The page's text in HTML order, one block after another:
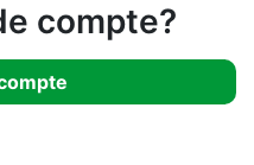
compte?